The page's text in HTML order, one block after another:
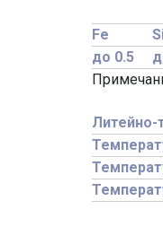
Fe
до 0.5
Литейно-